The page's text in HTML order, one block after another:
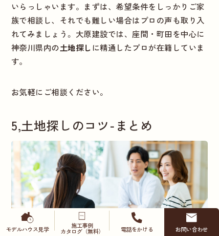
いらっしゃいます。まずは、希望条件をしっかりご家
族で相談し、それでも難しい場合はプロの声も取り入
れてみましょう。大原建設では、座間・町田を中心に
神奈川県内の土地探し に精通したプロが在籍していま
す。
お気軽にご相談ください。
5,土地探しのコツ-まとめ
モデルハウス見学 施工事例
カタログ（無料） 電話をかける お問い合わせ